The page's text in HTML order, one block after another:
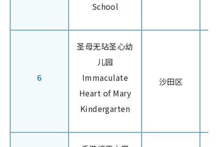
School
6
圣母无玷圣心幼
儿园
Immaculate
Heart of Mary
Kindergarten
沙田区